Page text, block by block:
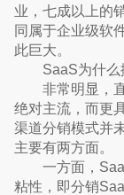
业，七成以上的
同属于企业级软
此巨大。
SaaS为什
非常明显，
绝对主流，而更
渠道分销模式并
主要有两方面。
一方面，
粘性，即分销